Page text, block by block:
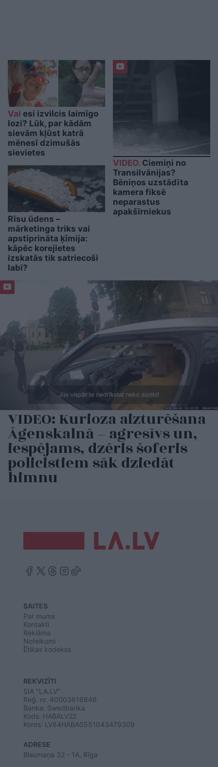
Vai esi izvilcis laimīgo
lozi? Lūk, par kādām
sievām kļūst katrā
mēnesī dzimušās
sievietes
Rīsu ūdens –
mārketinga triks vai
apstiprināta ķīmija:
kāpēc korejietes
izskatās tik satriecoši
labi?
VIDEO. Ciemiņi no
Transilvānijas?
Bēniņos uzstādīta
kamera fiksē
neparastus
apakšīrniekus
VIDEO: Kurioza aizturēšana
Āgenskalnā – agresīvs un,
iespējams, dzēris šoferis
policistiem sāk dziedāt
himnu
SAITES
Par mums
Kontakti
Reklāma
Noteikumi
Ētikas kodekss
REKVIZĪTI
SIA "LA.LV"
Reģ. nr. 40003616846
Banka: Swedbanka
Kods: HABALV22
Konts: LV64HABA0551043479309
ADRESE
Blaumaņa 32 - 1A, Rīga